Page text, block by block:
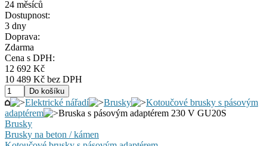
24 měsíců
Dostupnost:
3 dny
Doprava:
Zdarma
Cena s DPH:
12 692 Kč
10 489 Kč bez DPH
Elektrické nářadí Brusky
Kotoučové brusky s pásovým
adaptérem
Bruska s pásovým adaptérem 230 V GU20S
Brusky
Brusky na beton / kámen